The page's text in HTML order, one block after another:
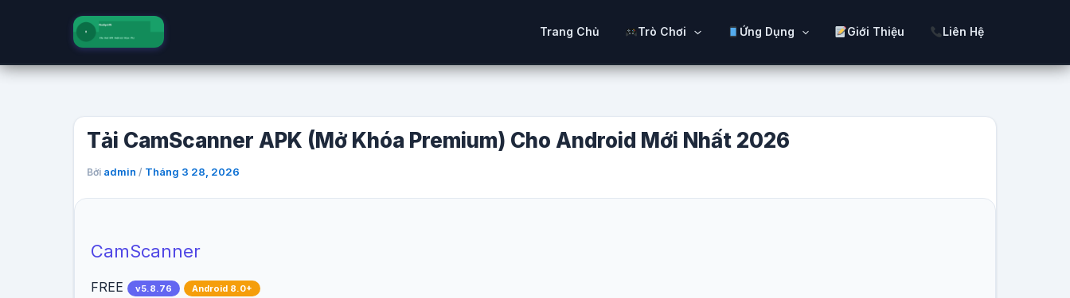
dung
Trang Chủ Trò Chơi Ứng Dụng Giới Thiệu Liên Hệ
Tải CamScanner APK (Mở Khóa Premium) Cho Android Mới Nhất 2026
Bởi admin / Tháng 3 28, 2026
CamScanner
FREE v5.8.76 Android 8.0+